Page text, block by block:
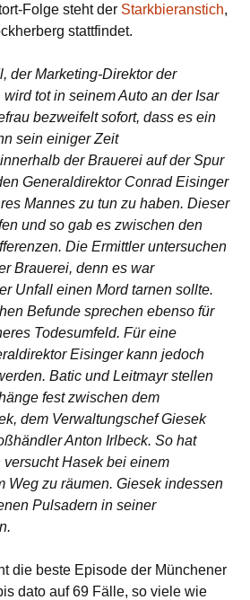
Folge steht der Starkbieranstich,
stattfindet.
der Marketing-Direktor der
tot in seinem Auto an der Isar
bezweifelt sofort, dass es ein
sein einiger Zeit
der Brauerei auf der Spur
Generaldirektor Conrad Eisinger
Mannes zu tun zu haben. Dieser
und so gab es zwischen den
Die Ermittler untersuchen
Brauerei, denn es war
Unfall einen Mord tarnen sollte.
Befunde sprechen ebenso für
Todesumfeld. Für eine
Eisinger kann jedoch
Batic und Leitmayr stellen
fest zwischen dem
dem Verwaltungschef Giesek
Anton Irlbeck. So hat
Hasek bei einem
Weg zu räumen. Giesek indessen
Pulsadern in seiner
die beste Episode der Münchener
dato auf 69 Fälle, so viele wie